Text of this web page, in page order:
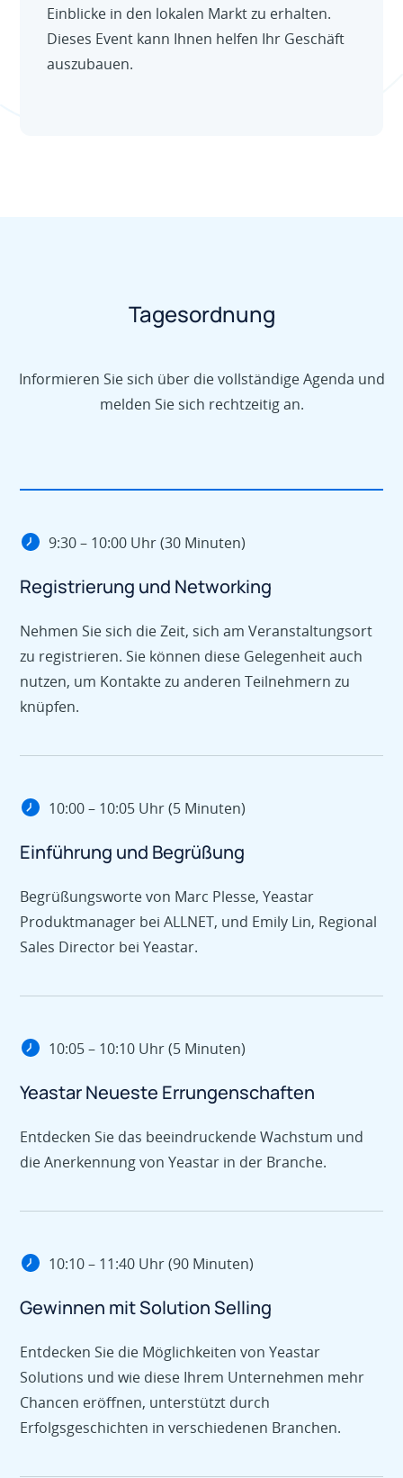
Einblicke in den lokalen Markt zu erhalten.
Dieses Event kann Ihnen helfen Ihr Geschäft
auszubauen.
Tagesordnung
Informieren Sie sich über die vollständige Agenda und
melden Sie sich rechtzeitig an.
9:30 – 10:00 Uhr (30 Minuten)
Registrierung und Networking
Nehmen Sie sich die Zeit, sich am Veranstaltungsort
zu registrieren. Sie können diese Gelegenheit auch
nutzen, um Kontakte zu anderen Teilnehmern zu
knüpfen.
10:00 – 10:05 Uhr (5 Minuten)
Einführung und Begrüßung
Begrüßungsworte von Marc Plesse, Yeastar
Produktmanager bei ALLNET, und Emily Lin, Regional
Sales Director bei Yeastar.
10:05 – 10:10 Uhr (5 Minuten)
Yeastar Neueste Errungenschaften
Entdecken Sie das beeindruckende Wachstum und
die Anerkennung von Yeastar in der Branche.
10:10 – 11:40 Uhr (90 Minuten)
Gewinnen mit Solution Selling
Entdecken Sie die Möglichkeiten von Yeastar
Solutions und wie diese Ihrem Unternehmen mehr
Chancen eröffnen, unterstützt durch
Erfolgsgeschichten in verschiedenen Branchen.